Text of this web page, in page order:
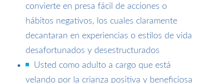
convierte en presa fácil de acciones o
hábitos negativos, los cuales claramente
decantaran en experiencias o estilos de vida
desafortunados y desestructurados
Usted como adulto a cargo que está
velando por la crianza positiva y beneficiosa